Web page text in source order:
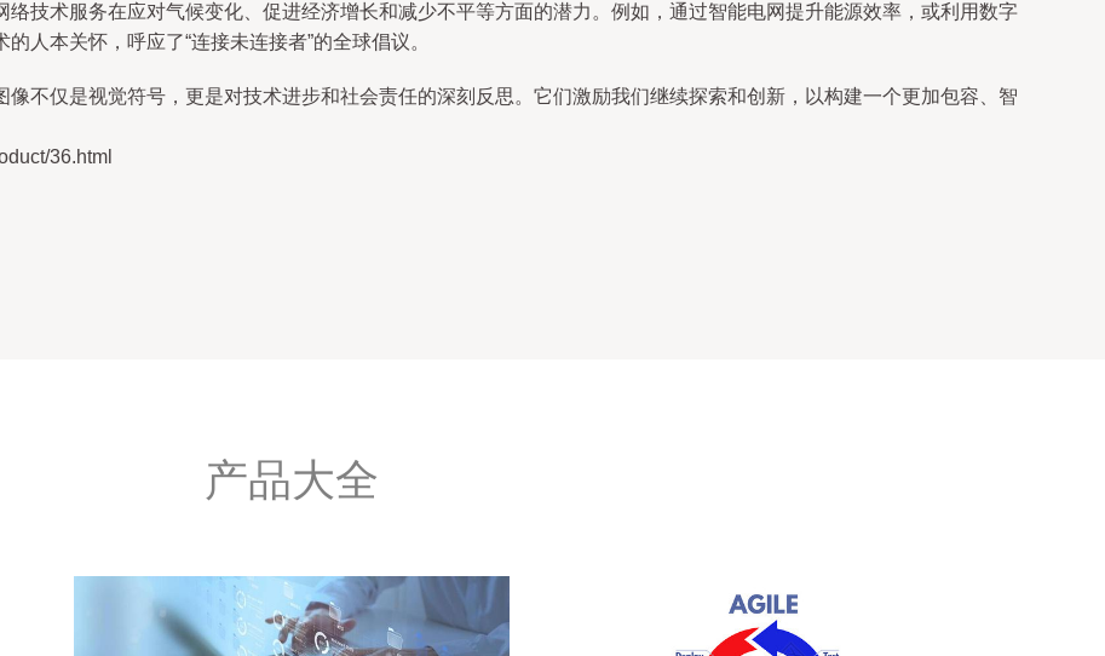
技术服务在应对气候变化、促进经济增长和减少不平等方面的潜力。例如，通过智能电网提升能源效率，或利用数字
人本关怀，呼应了“连接未连接者”的全球倡议。
不仅是视觉符号，更是对技术进步和社会责任的深刻反思。它们激励我们继续探索和创新，以构建一个更加包容、智
36.html
产品大全